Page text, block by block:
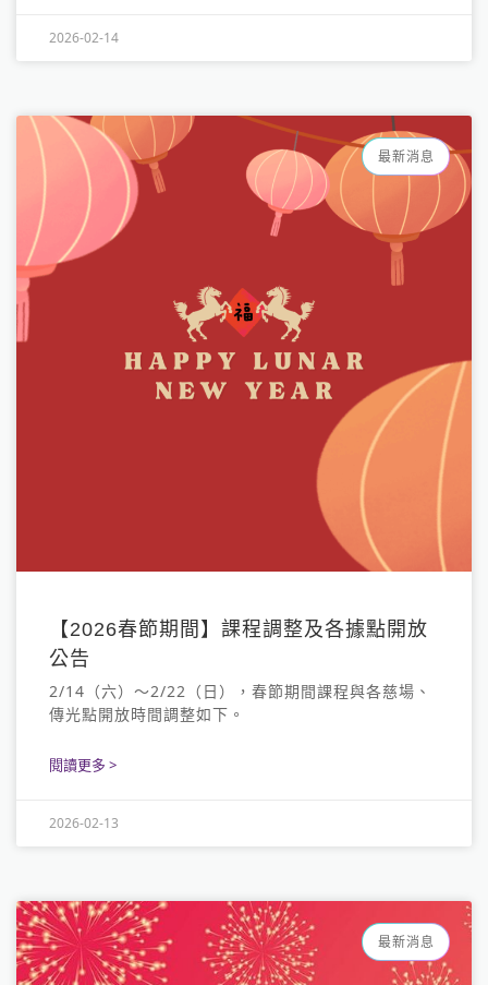
2026-02-14
最新消息
【2026春節期間】課程調整及各據點開放
公告
2/14（六）～2/22（日），春節期間課程與各慈場、
傳光點開放時間調整如下。
閱讀更多 >
2026-02-13
最新消息